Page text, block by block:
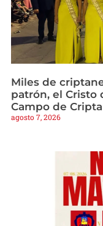
Miles de
patrón, el Cristo
Campo de
agosto 7, 2026